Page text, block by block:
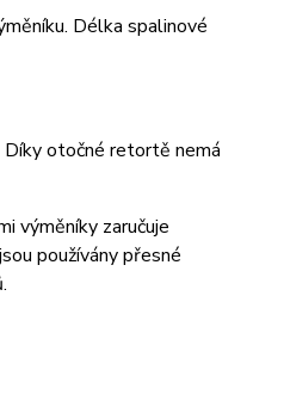
Délka spalinové
otočné retortě nemá
výměníky zaručuje
používány přesné